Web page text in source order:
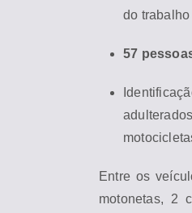
do
57
Entre os
motonetas, 2